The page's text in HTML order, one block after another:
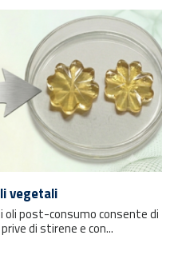
vegetali
oli post-consumo consente di
di stirene e con...